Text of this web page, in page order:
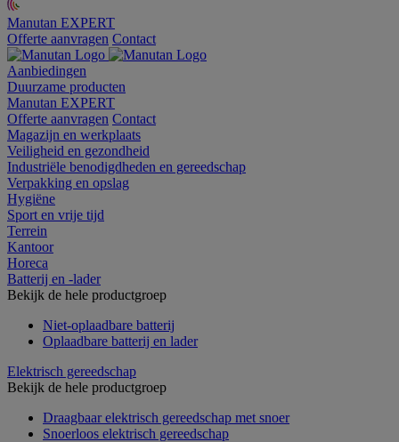
Manutan EXPERT
Offerte aanvragen Contact
Aanbiedingen
Duurzame producten
Manutan EXPERT
Offerte aanvragen Contact
Magazijn en werkplaats
Veiligheid en gezondheid
Industriële benodigdheden en gereedschap
Verpakking en opslag
Hygiëne
Sport en vrije tijd
Terrein
Kantoor
Horeca
Batterij en -lader
Bekijk de hele productgroep
Niet-oplaadbare batterij
Oplaadbare batterij en lader
Elektrisch gereedschap
Bekijk de hele productgroep
Draagbaar elektrisch gereedschap met snoer
Snoerloos elektrisch gereedschap